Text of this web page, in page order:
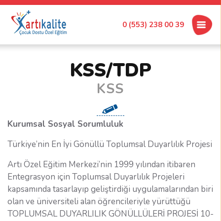
KSS/TDP
KSS
Kurumsal Sosyal Sorumluluk
Türkiye’nin En İyi Gönüllü Toplumsal Duyarlılık Projesi
Artı Özel Eğitim Merkezi’nin 1999 yılından itibaren
Entegrasyon için Toplumsal Duyarlılık Projeleri
kapsamında tasarlayıp geliştirdiği uygulamalarından biri
olan ve üniversiteli alan öğrencileriyle yürüttüğü
TOPLUMSAL DUYARLILIK GÖNÜLLÜLERİ PROJESİ 10-
0 (553) 238 00 39